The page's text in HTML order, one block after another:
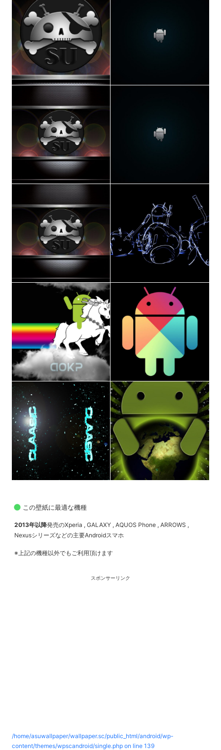
この壁紙に最適な機種
2013年以降発売のXperia , GALAXY , AQUOS Phone , ARROWS ,
Nexusシリーズなどの主要Androidスマホ
※上記の機種以外でもご利用頂けます
スポンサーリンク
/home/asuwallpaper/wallpaper.sc/public_html/android/wp-
content/themes/wpscandroid/single.php on line 139